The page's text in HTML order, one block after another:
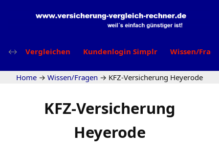
Vergleichen Kundenlogin Simplr Wissen/
Home → Wissen/Fragen → KFZ-Versicherung Heyerode
KFZ-Versicherung
Heyerode